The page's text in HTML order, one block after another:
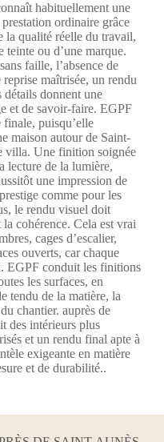
habituellement une
ordinaire grâce
la qualité réelle du travail,
teinte ou d’une marque.
faille, l’absence de
maîtrisée, un rendu
détails donnent une
et de savoir-faire. EGPF
finale, puisqu’elle
maison autour de Saint-
villa. Une finition soignée
lecture de la lumière,
une impression de
comme pour les
le rendu visuel doit
cohérence. Cela est vrai
cages d’escalier,
ouverts, car chaque
EGPF conduit les finitions
les surfaces, en
tendu de la matière, la
chantier. auprès de
des intérieurs plus
et un rendu final apte à
exigeante en matière
et de durabilité..